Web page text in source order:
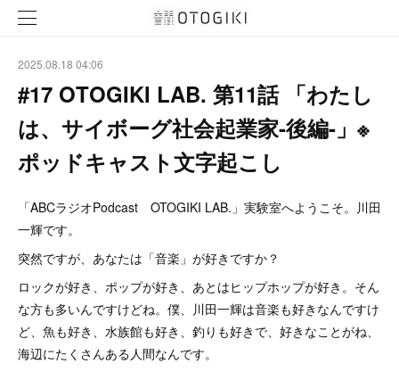
2025.08.18 04:06
#17 OTOGIKI LAB. 第11話 「わたし
は、サイボーグ社会起業家-後編-」※
ポッドキャスト文字起こし
「ABCラジオPodcast OTOGIKI LAB.」実験室へようこそ。川田
一輝です。
突然ですが、あなたは「音楽」が好きですか？
ロックが好き、ポップが好き、あとはヒップホップが好き。そん
な方も多いんですけどね。僕、川田一輝は音楽も好きなんですけ
ど、魚も好き、水族館も好き、釣りも好きで、好きなことがね、
海辺にたくさんある人間なんです。